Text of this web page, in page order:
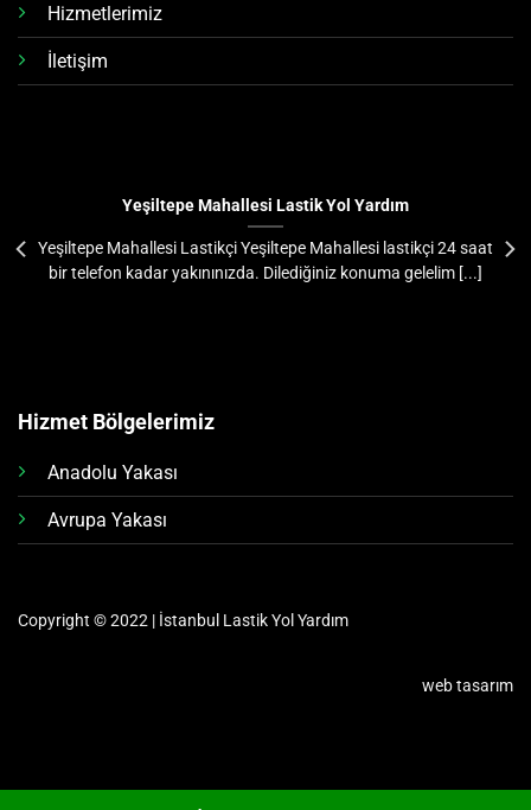
Hizmetlerimiz
İletişim
Yeşiltepe Mahallesi Lastik Yol Yardım
Yeşiltepe Mahallesi Lastikçi Yeşiltepe Mahallesi lastikçi 24 saat
bir telefon kadar yakınınızda. Dilediğiniz konuma gelelim [...]
Hizmet Bölgelerimiz
Anadolu Yakası
Avrupa Yakası
Copyright © 2022 | İstanbul Lastik Yol Yardım
web tasarım